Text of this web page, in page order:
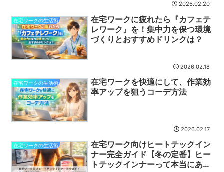
2026.02.20
在宅ワークの生活術
在宅ワークに疲れたら『カフェテ
レワーク』を！集中力を保つ環境
づくりとおすすめドリンクは？
2026.02.18
在宅ワークの生活術
在宅ワークを快適にして、作業効
率アップを狙うコーデ方法
2026.02.17
在宅ワークの生活術
在宅ワーク向けヒートテックイン
ナー完全ガイド【冬の定番】ヒー
トテックインナーって本当にあっ